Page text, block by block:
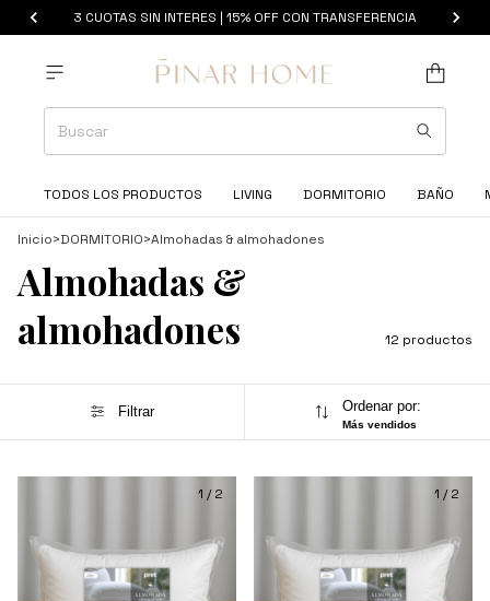
3 CUOTAS SIN INTERES | 15% OFF CON TRANSFERENCIA
TODOS LOS PRODUCTOS LIVING DORMITORIO BAÑO
Inicio>DORMITORIO>Almohadas & almohadones
Almohadas &
almohadones
12 productos
Filtrar Ordenar por:
Más vendidos
1 /2 1 /2